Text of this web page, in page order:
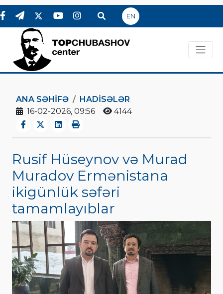
EN
ANA SƏHIFƏ
HADİSƏLƏR
16-02-2026, 09:56
4144
Rusif Hüseynov və Murad
Muradov Ermənistana
ikigünlük səfəri
tamamlayıblar